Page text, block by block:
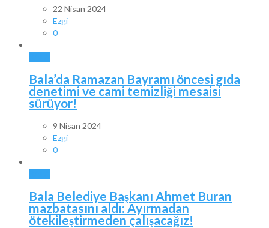
22 Nisan 2024
Ezgi
0
Bala’da Ramazan Bayramı öncesi gıda
denetimi ve cami temizliği mesaisi
sürüyor!
9 Nisan 2024
Ezgi
0
Bala Belediye Başkanı Ahmet Buran
mazbatasını aldı: Ayırmadan
ötekileştirmeden çalışacağız!